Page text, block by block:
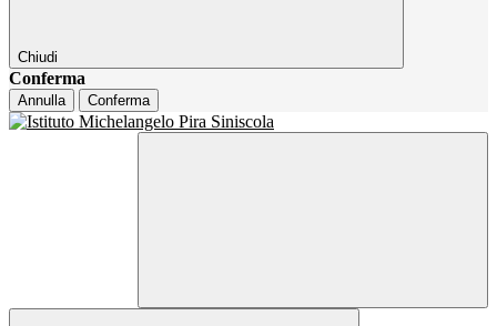
Chiudi
Conferma
Annulla Conferma